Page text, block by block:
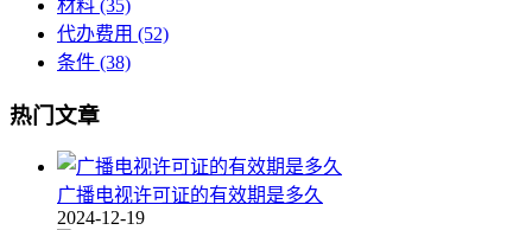
材料 (35)
代办费用 (52)
条件 (38)
热门文章
广播电视许可证的有效期是多久
2024-12-19